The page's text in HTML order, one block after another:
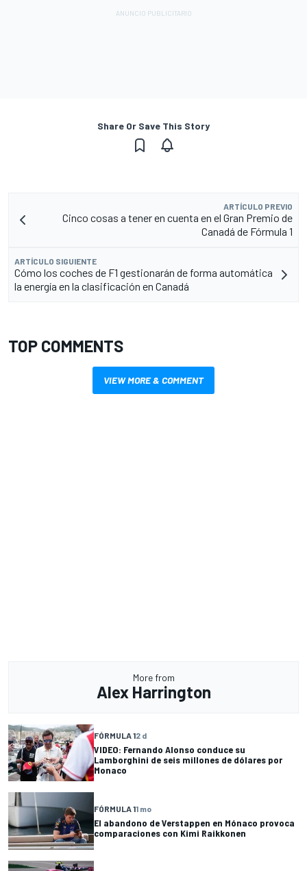
Share Or Save This Story
ARTÍCULO PREVIO
Cinco cosas a tener en cuenta en el Gran Premio de
Canadá de Fórmula 1
ARTÍCULO SIGUIENTE
Cómo los coches de F1 gestionarán de forma automática
la energía en la clasificación en Canadá
TOP COMMENTS
VIEW MORE & COMMENT
More from
Alex Harrington
FÓRMULA 12 d
VIDEO: Fernando Alonso conduce su
Lamborghini de seis millones de dólares por
Monaco
FÓRMULA 11 mo
El abandono de Verstappen en Mónaco provoca
comparaciones con Kimi Raikkonen